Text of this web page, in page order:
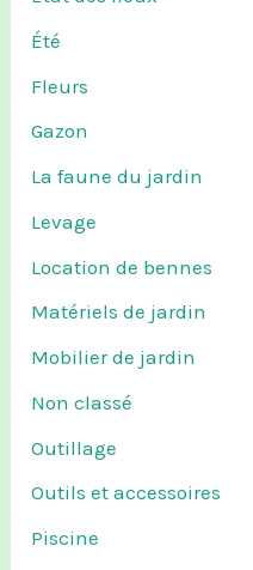
Été
Fleurs
Gazon
La faune du jardin
Levage
Location de bennes
Matériels de jardin
Mobilier de jardin
Non classé
Outillage
Outils et accessoires
Piscine